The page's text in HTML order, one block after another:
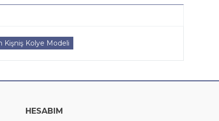
Kişniş Kolye Modeli
HESABIM